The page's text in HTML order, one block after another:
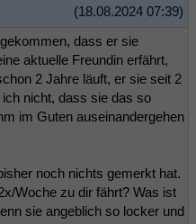
(18.08.2024 07:39)
dass er sie
aktuelle Freundin erfährt,
2 Jahre läuft, er sie seit 2
nicht, dass sie das so
im Guten auseinandergehen
noch nichts gemerkt hat.
Woche zu dir fährt? Was ist
sie angeblich so locker und